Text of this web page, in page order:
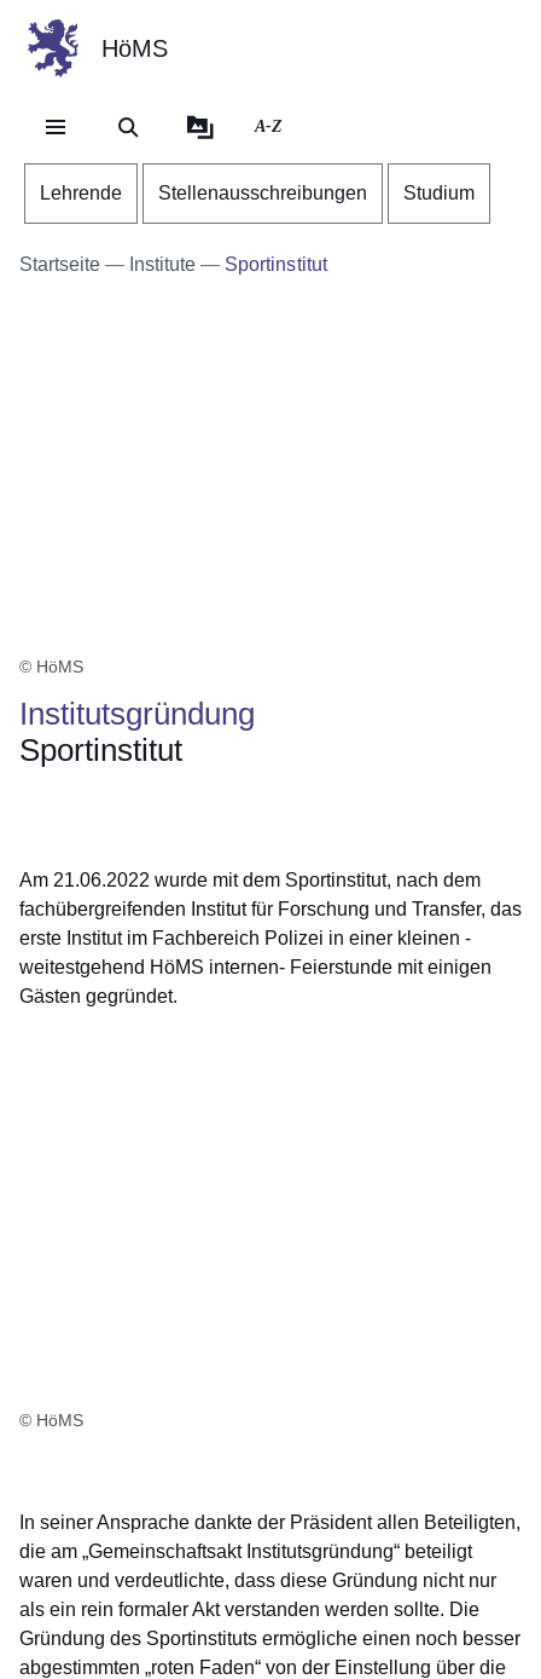
HöMS
A-Z
Lehrende Stellenausschreibungen Studium
Startseite Institute Sportinstitut
© HöMS
Institutsgründung
Sportinstitut
Am 21.06.2022 wurde mit dem Sportinstitut, nach dem
fachübergreifenden Institut für Forschung und Transfer, das
erste Institut im Fachbereich Polizei in einer kleinen -
weitestgehend HöMS internen- Feierstunde mit einigen
Gästen gegründet.
© HöMS
In seiner Ansprache dankte der Präsident allen Beteiligten,
die am „Gemeinschaftsakt Institutsgründung“ beteiligt
waren und verdeutlichte, dass diese Gründung nicht nur
als ein rein formaler Akt verstanden werden sollte. Die
Gründung des Sportinstituts ermögliche einen noch besser
abgestimmten „roten Faden“ von der Einstellung über die